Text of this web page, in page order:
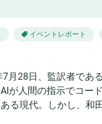
イベントレポート
7月28日、監訳者であ
が人間の指示でコー
る現代。しかし、和